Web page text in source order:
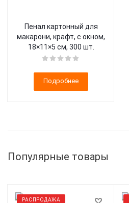
Пенал картонный для
макарони, крафт, с окном,
18×11×5 см, 300 шт.
Подробнее
Популярные товары
РАСПРОДАЖА